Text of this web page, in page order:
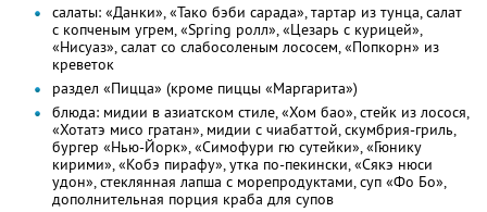
салаты: «Данки», «Тако бэби сарада», тартар из тунца, салат
с копченым угрем, «Spring ролл», «Цезарь с курицей»,
«Нисуаз», салат со слабосоленым лососем, «Попкорн» из
креветок
раздел «Пицца» (кроме пиццы «Маргарита»)
блюда: мидии в азиатском стиле, «Хом бао», стейк из лосося,
«Хотатэ мисо гратан», мидии с чиабаттой, скумбрия-гриль,
бургер «Нью-Йорк», «Симофури гю сутейки», «Гюнику
кирими», «Кобэ пирафу», утка по-пекински, «Сякэ нюси
удон», стеклянная лапша с морепродуктами, суп «Фо Бо»,
дополнительная порция краба для супов